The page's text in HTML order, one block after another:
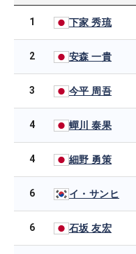
1 下家 秀琉
2 安森 一貴
3 今平 周吾
4 蟬川 泰果
4 細野 勇策
6 イ・サンヒ
6 石坂 友宏